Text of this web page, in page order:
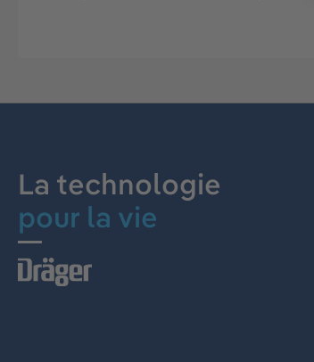
La technologie
pour la vie